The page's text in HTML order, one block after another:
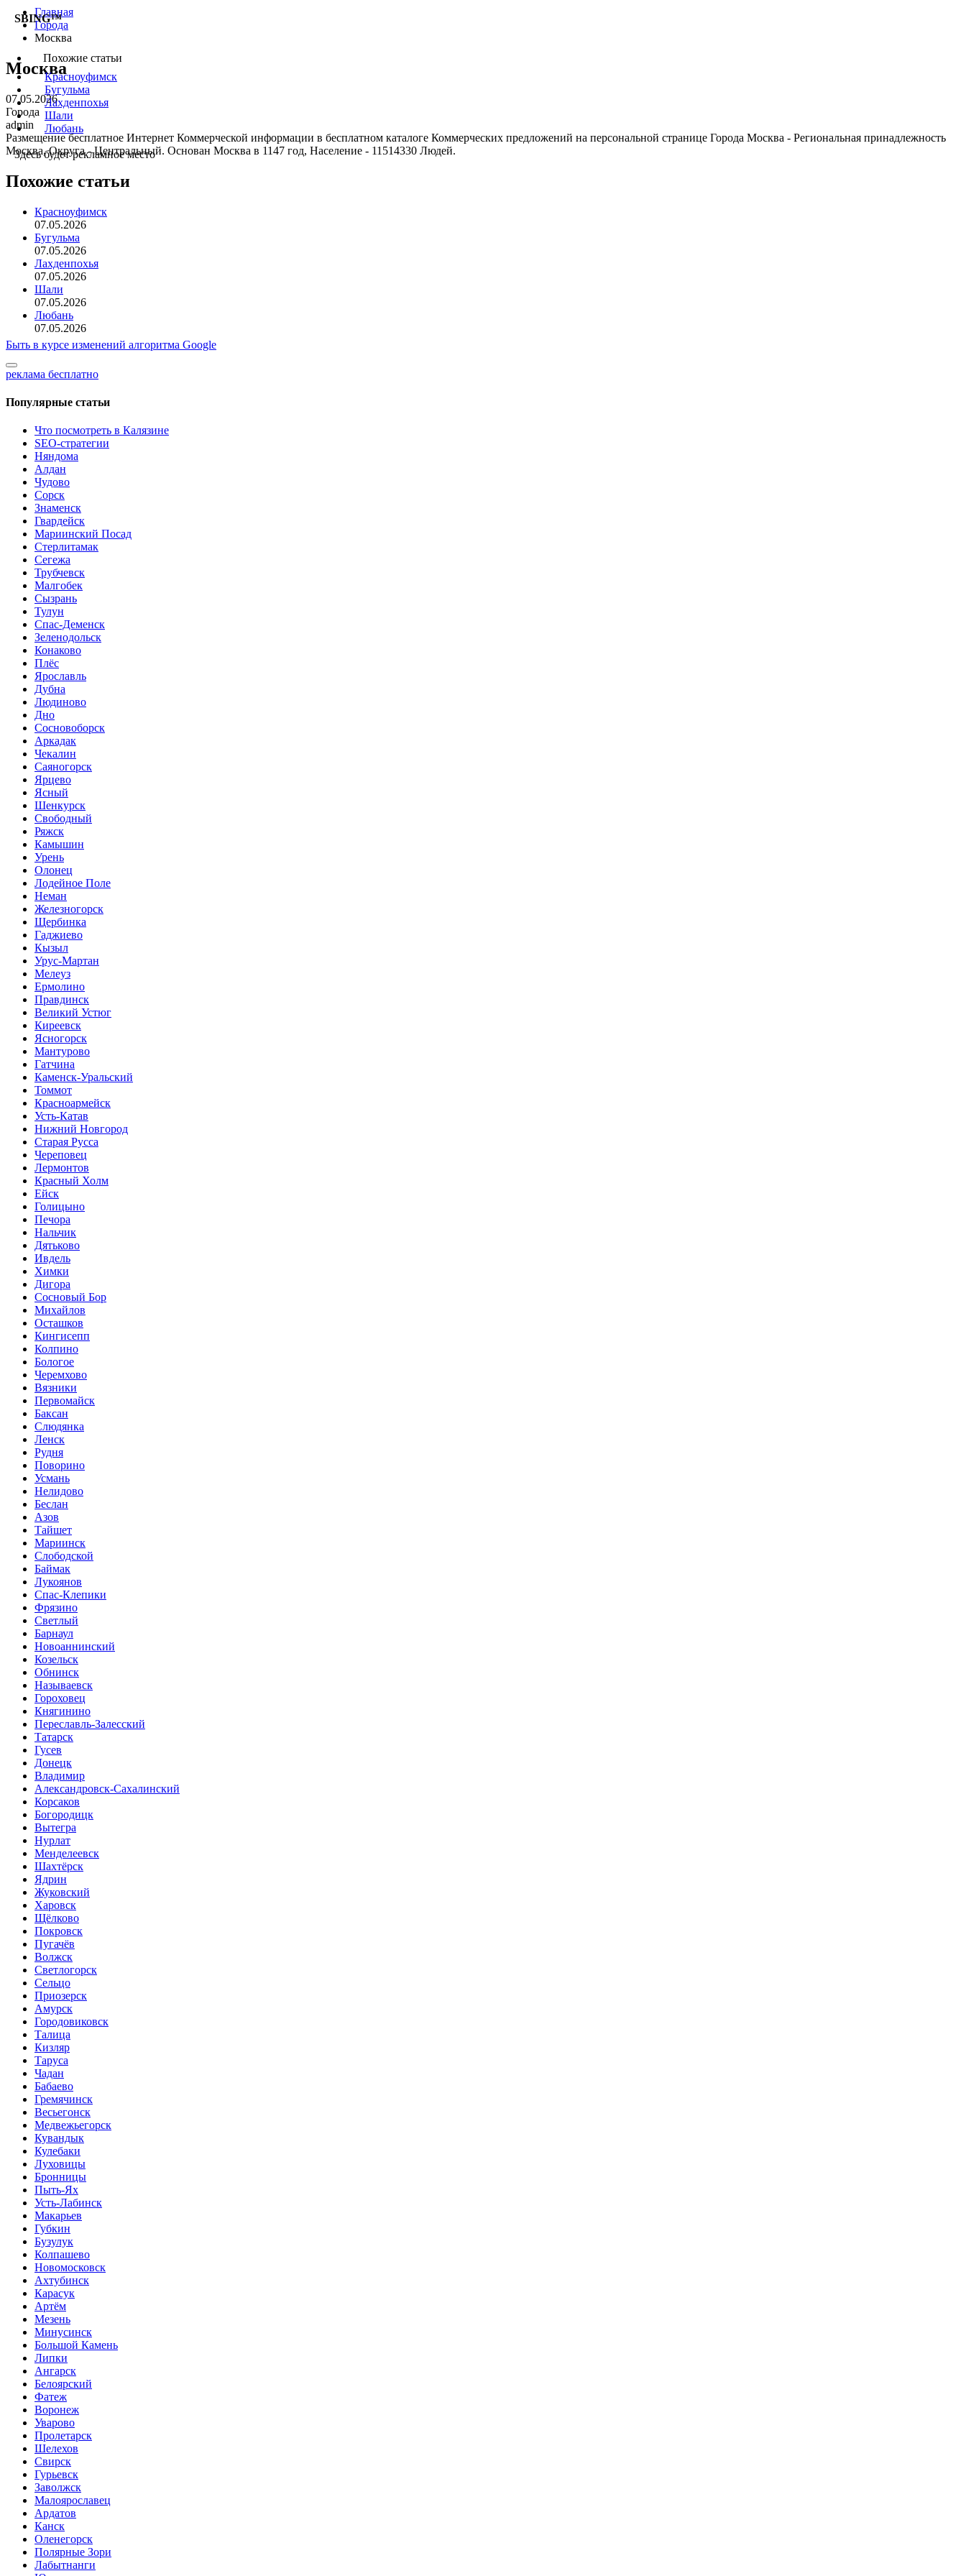
SBING™
Похожие статьи
Красноуфимск
Бугульма
Лахденпохья
Шали
Любань
Здесь будет рекламное место
Главная
Города
Москва
Москва
07.05.2026
Города
admin
Размещение бесплатное Интернет Коммерческой информации в бесплатном каталоге Коммерческих предложений на персональной странице Города Москва - Региональная принадлежность
Москва, Округа - Центральный. Основан Москва в 1147 год, Население - 11514330 Людей.
Похожие статьи
Красноуфимск
07.05.2026
Бугульма
07.05.2026
Лахденпохья
07.05.2026
Шали
07.05.2026
Любань
07.05.2026
Быть в курсе изменений алгоритма Google
реклама бесплатно
Популярные статьи
Что посмотреть в Калязине
SEO‑стратегии
Няндома
Алдан
Чудово
Сорск
Знаменск
Гвардейск
Мариинский Посад
Стерлитамак
Сегежа
Трубчевск
Малгобек
Сызрань
Тулун
Спас-Деменск
Зеленодольск
Конаково
Плёс
Ярославль
Дубна
Людиново
Дно
Сосновоборск
Аркадак
Чекалин
Саяногорск
Ярцево
Ясный
Шенкурск
Свободный
Ряжск
Камышин
Урень
Олонец
Лодейное Поле
Неман
Железногорск
Щербинка
Гаджиево
Кызыл
Урус-Мартан
Мелеуз
Ермолино
Правдинск
Великий Устюг
Киреевск
Ясногорск
Мантурово
Гатчина
Каменск-Уральский
Томмот
Красноармейск
Усть-Катав
Нижний Новгород
Старая Русса
Череповец
Лермонтов
Красный Холм
Ейск
Голицыно
Печора
Нальчик
Дятьково
Ивдель
Химки
Дигора
Сосновый Бор
Михайлов
Осташков
Кингисепп
Колпино
Бологое
Черемхово
Вязники
Первомайск
Баксан
Слюдянка
Ленск
Рудня
Поворино
Усмань
Нелидово
Беслан
Азов
Тайшет
Мариинск
Слободской
Баймак
Лукоянов
Спас-Клепики
Фрязино
Светлый
Барнаул
Новоаннинский
Козельск
Обнинск
Называевск
Гороховец
Княгинино
Переславль-Залесский
Татарск
Гусев
Донецк
Владимир
Александровск-Сахалинский
Корсаков
Богородицк
Вытегра
Нурлат
Менделеевск
Шахтёрск
Ядрин
Жуковский
Харовск
Щёлково
Покровск
Пугачёв
Волжск
Светлогорск
Сельцо
Приозерск
Амурск
Городовиковск
Талица
Кизляр
Таруса
Чадан
Бабаево
Гремячинск
Весьегонск
Медвежьегорск
Кувандык
Кулебаки
Луховицы
Бронницы
Пыть-Ях
Усть-Лабинск
Макарьев
Губкин
Бузулук
Колпашево
Новомосковск
Ахтубинск
Карасук
Артём
Мезень
Минусинск
Большой Камень
Липки
Ангарск
Белоярский
Фатеж
Воронеж
Уварово
Пролетарск
Шелехов
Свирск
Гурьевск
Заволжск
Малоярославец
Ардатов
Канск
Оленегорск
Полярные Зори
Лабытнанги